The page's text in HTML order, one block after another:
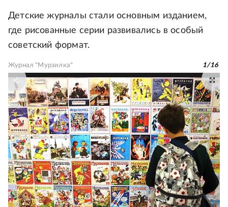
Детские журналы стали основным изданием,
где рисованные серии развивались в особый
советский формат.
Журнал "Мурзилка" 1/16